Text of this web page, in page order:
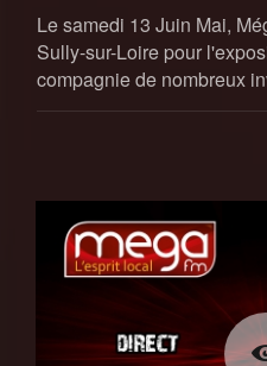
Le samedi 13 Juin Mai,
Sully-sur-Loire pour
compagnie de nombreux